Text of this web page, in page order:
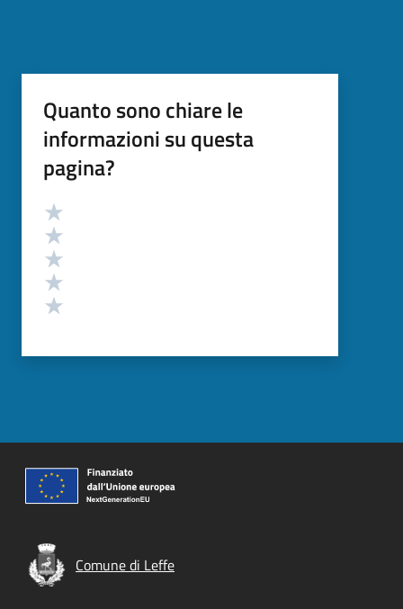
Quanto sono chiare le
informazioni su questa
pagina?
Valutazione
Comune di Leffe